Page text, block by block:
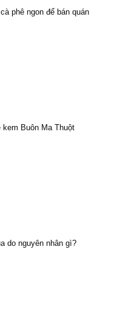
phê ngon để bán quán
kem Buôn Ma Thuột
do nguyên nhân gì?